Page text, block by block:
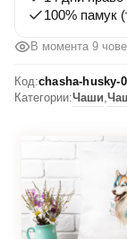
100% памук
В момента 9
Код:chasha-husky-
Категории:Чаши